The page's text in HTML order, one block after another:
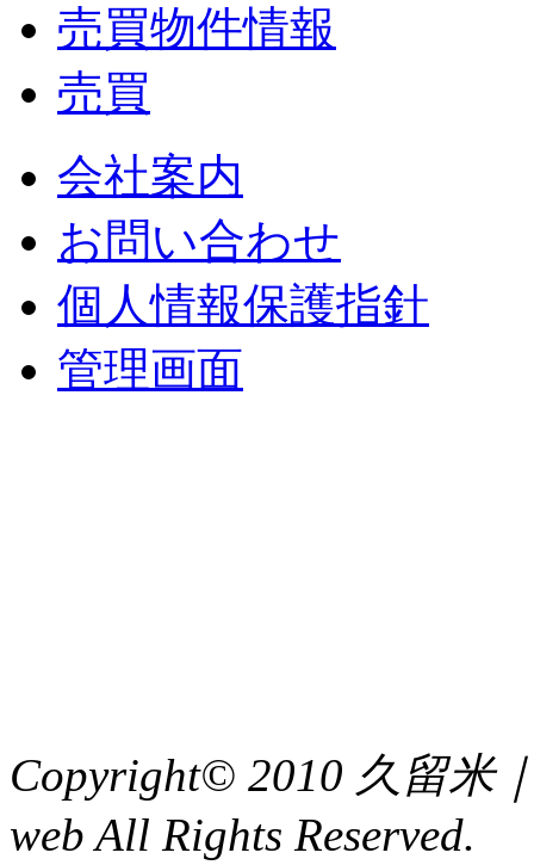
売買物件情報
売買
会社案内
お問い合わせ
個人情報保護指針
管理画面
Copyright© 2010 久留米
web All Rights Reserved.